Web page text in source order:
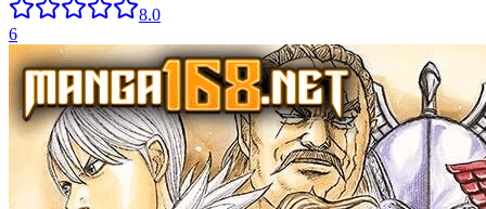
8.0
6